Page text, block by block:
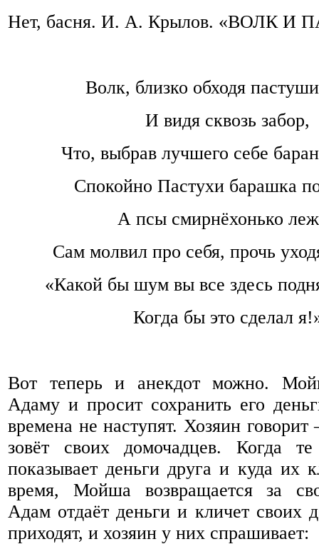
Нет, басня. И. А. Крылов. «ВОЛК И
Волк, близко обходя
И видя сквозь забор,
Что, выбрав лучшего себе
Спокойно Пастухи барашка
А псы смирнёхонько
Сам молвил про себя, прочь
«Какой бы шум вы все здесь
Когда бы это сделал
Вот теперь и анекдот можно.
Адаму и просит сохранить его
времена не наступят. Хозяин говорит
зовёт своих домочадцев. Когда
показывает деньги друга и куда их
время, Мойша возвращается за
Адам отдаёт деньги и кличет своих
приходят, и хозяин у них спрашивает: